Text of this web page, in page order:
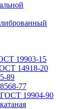
19903-15
14918-20
89
77
19904-90